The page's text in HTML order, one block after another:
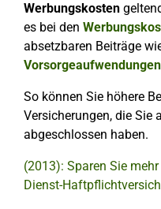
Werbungskosten
es bei den
absetzbaren Beiträge
Vorsorgeaufwendungen
So können Sie höhere
Versicherungen, die Sie
abgeschlossen haben.
(2013): Sparen Sie
Dienst-